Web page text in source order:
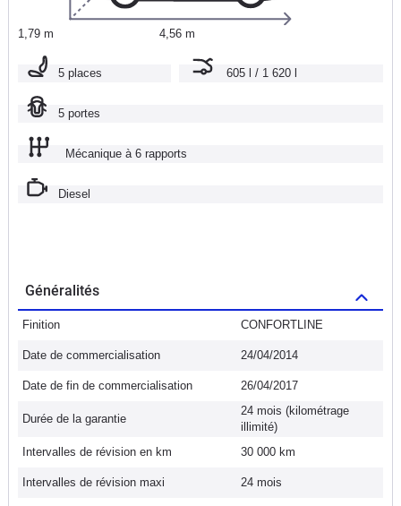
1,79 m 4,56 m
5 places 605 l / 1 620 l
5 portes
Mécanique à 6 rapports
Diesel
Généralités
Finition CONFORTLINE
Date de commercialisation 24/04/2014
Date de fin de commercialisation 26/04/2017
Durée de la garantie
24 mois (kilométrage
illimité)
Intervalles de révision en km
30 000 km
Intervalles de révision maxi 24 mois